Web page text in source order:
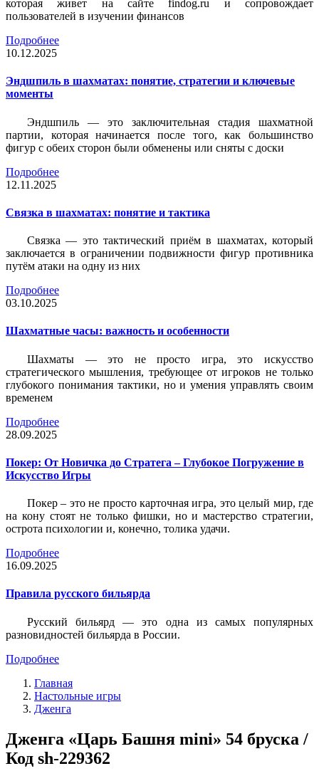
которая живет на сайте findog.ru и сопровождает
пользователей в изучении финансов
Подробнее
10.12.2025
Эндшпиль в шахматах: понятие, стратегии и ключевые
моменты
Эндшпиль — это заключительная стадия шахматной
партии, которая начинается после того, как большинство
фигур с обеих сторон были обменены или сняты с доски
Подробнее
12.11.2025
Связка в шахматах: понятие и тактика
Связка — это тактический приём в шахматах, который
заключается в ограничении подвижности фигур противника
путём атаки на одну из них
Подробнее
03.10.2025
Шахматные часы: важность и особенности
Шахматы — это не просто игра, это искусство
стратегического мышления, требующее от игроков не только
глубокого понимания тактики, но и умения управлять своим
временем
Подробнее
28.09.2025
Покер: От Новичка до Стратега – Глубокое Погружение в
Искусство Игры
Покер – это не просто карточная игра, это целый мир, где
на кону стоят не только фишки, но и мастерство стратегии,
острота психологии и, конечно, толика удачи.
Подробнее
16.09.2025
Правила русского бильярда
Русский бильярд — это одна из самых популярных
разновидностей бильярда в России.
Подробнее
Главная
Настольные игры
Дженга
Дженга «Царь Башня mini» 54 бруска /
Код sh-229362